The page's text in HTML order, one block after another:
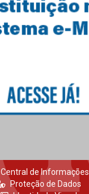
Central de Informações
Proteção de Dados